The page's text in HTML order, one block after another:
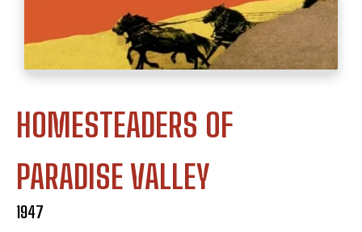
HOMESTEADERS OF
PARADISE VALLEY
1947